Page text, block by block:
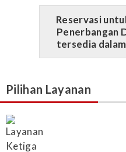
Reservasi
Penerbangan
tersedia
Pilihan Layanan